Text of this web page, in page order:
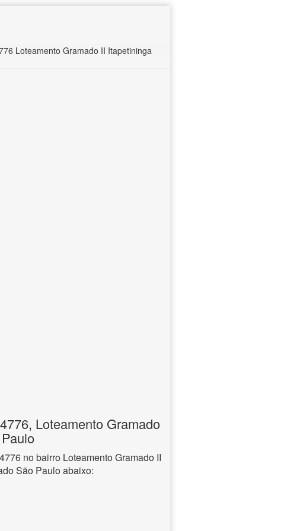
Loteamento Gramado II Itapetininga
Loteamento Gramado
no bairro Loteamento Gramado II
São Paulo abaixo: